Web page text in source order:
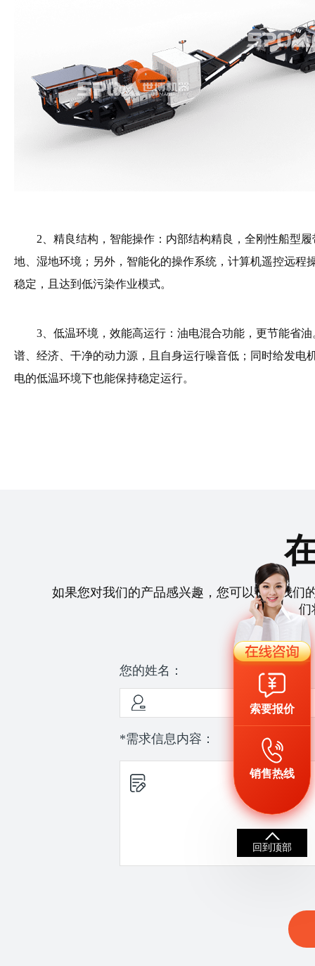
2、精良结构，智能操作：内部结构精良，全刚性船型
地、湿地环境；另外，智能化的操作系统，计算机遥控远程
稳定，且达到低污染作业模式。
3、低温环境，效能高运行：油电混合功能，更节能省
谱、经济、干净的动力源，且自身运行噪音低；同时给发电
电的低温环境下也能保持稳定运行。
如果您对我们的产品感兴趣，您可以拨打我们
们
您的姓名：
*需求信息内容：
索要报价
销售热线
回到顶部